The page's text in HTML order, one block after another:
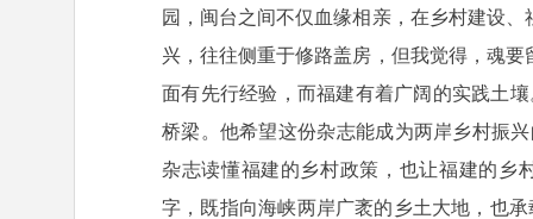
园，闽台之间不仅血缘相亲，在乡村建设
兴，往往侧重于修路盖房，但我觉得，魂
面有先行经验，而福建有着广阔的实践土
桥梁。他希望这份杂志能成为两岸乡村振
杂志读懂福建的乡村政策，也让福建的乡
字，既指向海峡两岸广袤的乡土大地，也